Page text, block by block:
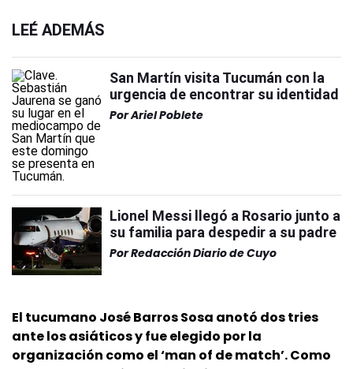
LEÉ ADEMÁS
San Martín visita Tucumán con la
urgencia de encontrar su identidad
PorAriel Poblete
Lionel Messi llegó a Rosario junto a
su familia para despedir a su padre
PorRedacción Diario de Cuyo
El tucumano José Barros Sosa anotó dos tries
ante los asiáticos y fue elegido por la
organización como el ‘man of de match’. Como